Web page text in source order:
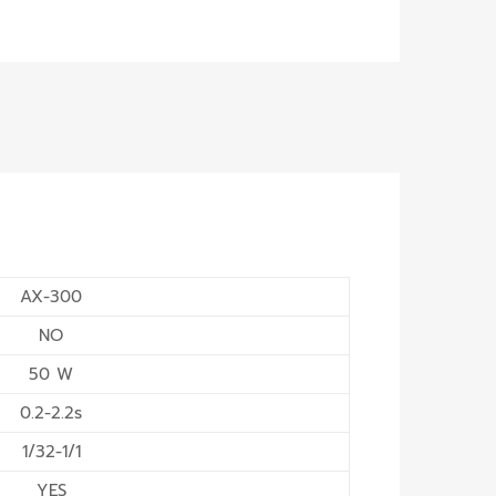
AX-300
NO
50 W
0.2-2.2s
1/32-1/1
YES